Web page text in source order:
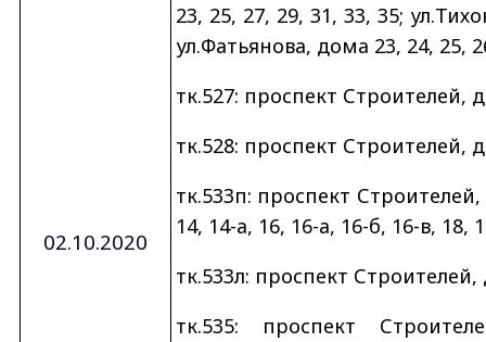
02.10.2020
23, 25, 27, 29, 31, 33, 35;
ул.Фатьянова, дома 23, 24, 25,
тк.527: проспект Строителей,
тк.528: проспект Строителей,
тк.533п: проспект
14, 14-а, 16, 16-а, 16-б, 16-в, 18,
тк.533л: проспект Строителей,
тк.535: проспект